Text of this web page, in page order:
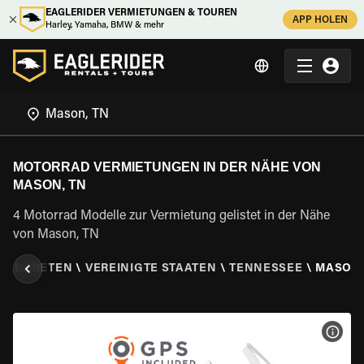
EAGLERIDER VERMIETUNGEN & TOUREN
Harley, Yamaha, BMW & mehr
APP HOLEN
MOTORRAD VERMIETUNGEN IN DER NÄHE VON
MASON, TN
4 Motorrad Modelle zur Vermietung gelistet in der Nähe
von Mason, TN
MIETEN \ VEREINIGTE STAATEN \ TENNESSEE \